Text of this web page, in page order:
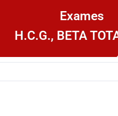
Exames
H.C.G., BETA